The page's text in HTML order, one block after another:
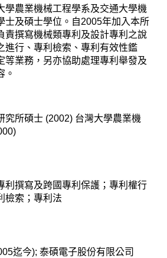
學農業機械工程學系及交通大學機
士及碩士學位。自2005年加入本所
責撰寫機械類專利及設計專利之說
進行、專利檢索、專利有效性鑑
等業務，另亦協助處理專利舉發及
。
究所碩士 (2002) 台灣大學農業機
利撰寫及跨國專利保護；專利權行
檢索；專利法
迄今); 泰碩電子股份有限公司